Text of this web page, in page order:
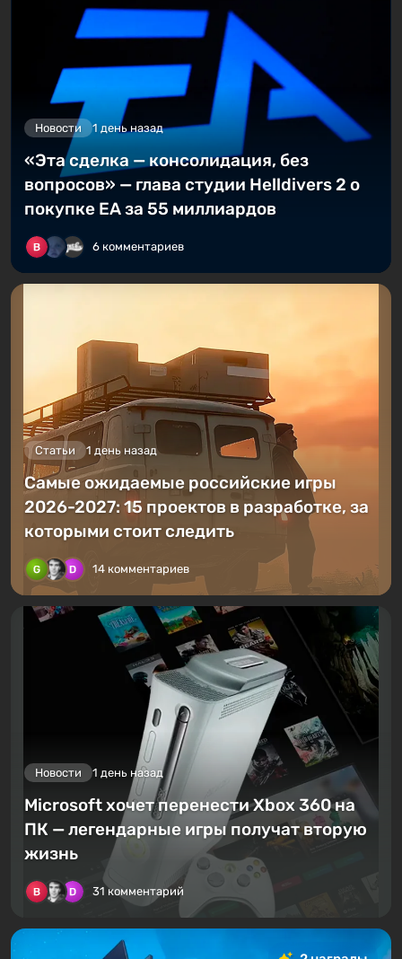
Новости 1 день назад
«Эта сделка — консолидация, без
вопросов» — глава студии Helldivers 2 о
покупке EA за 55 миллиардов
6 комментариев
Статьи 1 день назад
Самые ожидаемые российские игры
2026-2027: 15 проектов в разработке, за
которыми стоит следить
14 комментариев
Новости 1 день назад
Microsoft хочет перенести Xbox 360 на
ПК — легендарные игры получат вторую
жизнь
31 комментарий